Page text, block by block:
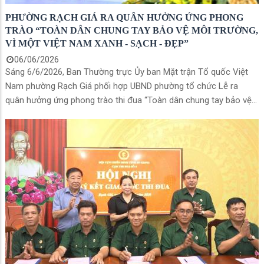
PHƯỜNG RẠCH GIÁ RA QUÂN HƯỞNG ỨNG PHONG
TRÀO “TOÀN DÂN CHUNG TAY BẢO VỆ MÔI TRƯỜNG,
VÌ MỘT VIỆT NAM XANH - SẠCH - ĐẸP”
06/06/2026
Sáng 6/6/2026, Ban Thường trực Ủy ban Mặt trận Tổ quốc Việt
Nam phường Rạch Giá phối hợp UBND phường tổ chức Lễ ra
quân hưởng ứng phong trào thi đua “Toàn dân chung tay bảo vệ
có đồng chí Mai Hoàng Khởi- Ủy viên Ban Thường vụ Tỉnh ủy, Bí
thư Đảng ủy phường Rạch Giá; Cùng tham dự có lãnh đạo các
phòng, ban ngành, đoàn thể, đại diện doanh nghiệp, cơ sở tôn
giáo, trưởng khu phố, trưởng Ban Công tác Mặt trận và hơn 200
đại biểu đại diện cho nhân dân 61 khu phố trên địa bàn.